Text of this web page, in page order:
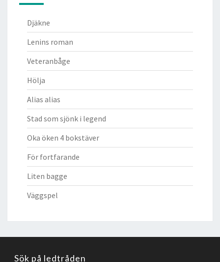
Djäkne
Lenins roman
Veteranbåge
Hölja
Alias alias
Stad som sjönk i legend
Oka öken 4 bokstäver
För fortfarande
Liten bagge
Väggspel
Sök på ledtråden